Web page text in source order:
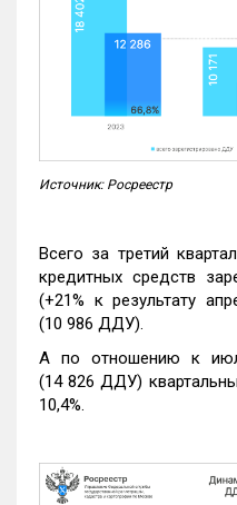
Источник: Росреестр
Всего за третий
кредитных средств
(+21% к результату
(10 986 ДДУ).
А по отношению к
(14 826 ДДУ)
10,4%.